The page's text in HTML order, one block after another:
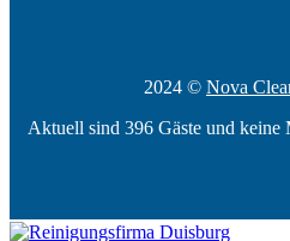
2024 © Nova
Aktuell sind 396 Gäste und keine